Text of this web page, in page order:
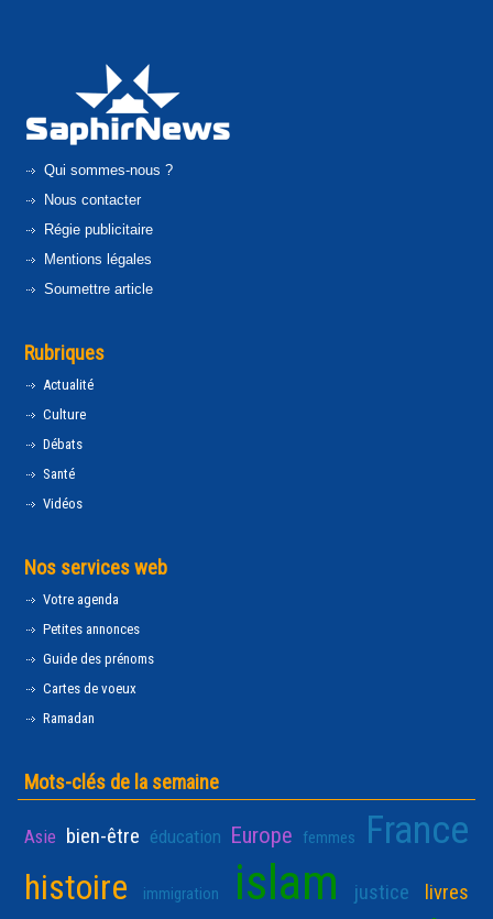
Qui sommes-nous ?
Nous contacter
Régie publicitaire
Mentions légales
Soumettre article
Rubriques
Actualité
Culture
Débats
Santé
Vidéos
Nos services web
Votre agenda
Petites annonces
Guide des prénoms
Cartes de voeux
Ramadan
Mots-clés de la semaine
Asie bien-être éducation Europe femmes France
histoire immigration islam justice livres